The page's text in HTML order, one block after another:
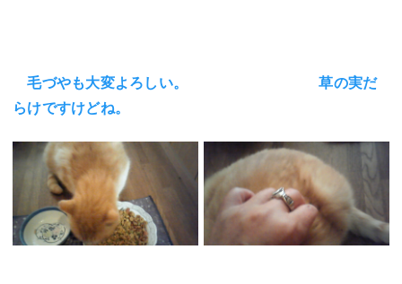
毛づやも大変よろしい。
草の実だ
らけですけどね。